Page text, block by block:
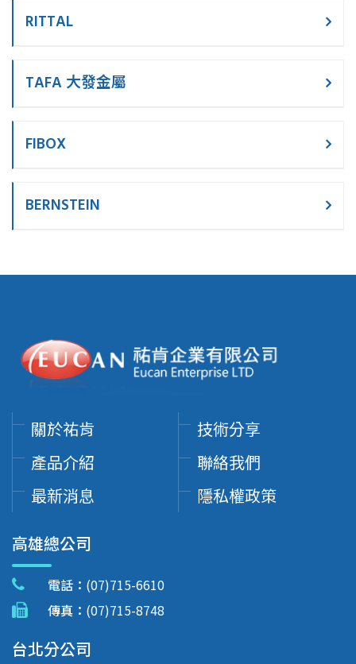
RITTAL
TAFA 大發金屬
FIBOX
BERNSTEIN
關於祐肯
產品介紹
最新消息
技術分享
聯絡我們
隱私權政策
高雄總公司
電話： (07)715-6610
傳真： (07)715-8748
台北分公司